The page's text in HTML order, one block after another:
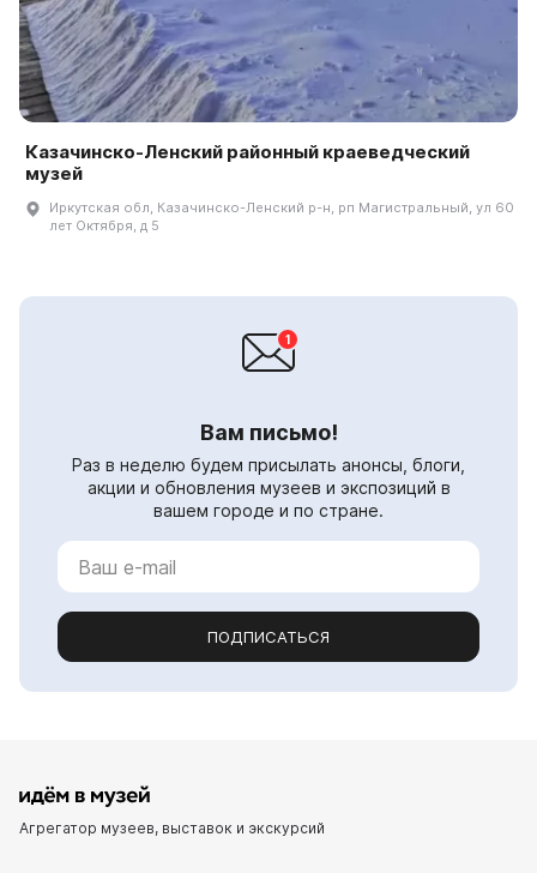
Казачинско-Ленский районный краеведческий
музей
Иркутская обл, Казачинско-Ленский р-н, рп Магистральный, ул 60
лет Октября, д 5
Вам письмо!
Раз в неделю будем присылать анонсы, блоги,
акции и обновления музеев и экспозиций в
вашем городе и по стране.
ПОДПИСАТЬСЯ
Агрегатор музеев, выставок и экскурсий